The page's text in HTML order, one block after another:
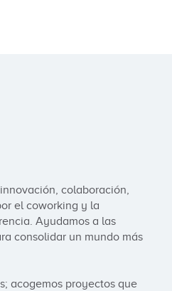
colaboración,
el coworking y la
Ayudamos a las
consolidar un mundo más
acogemos proyectos que